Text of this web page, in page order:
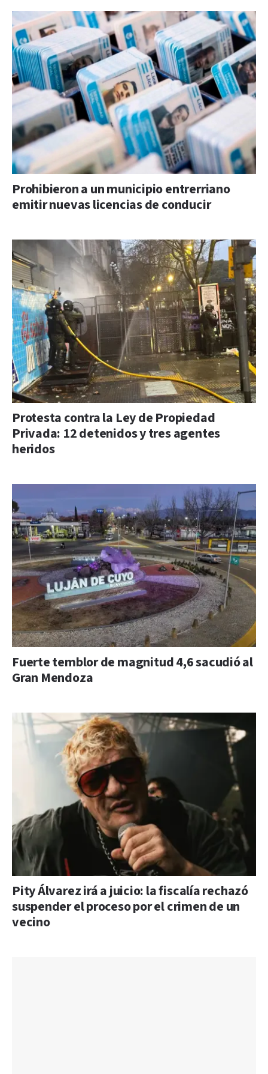
Prohibieron a un municipio entrerriano
emitir nuevas licencias de conducir
Protesta contra la Ley de Propiedad
Privada: 12 detenidos y tres agentes
heridos
Fuerte temblor de magnitud 4,6 sacudió al
Gran Mendoza
Pity Álvarez irá a juicio: la fiscalía rechazó
suspender el proceso por el crimen de un
vecino